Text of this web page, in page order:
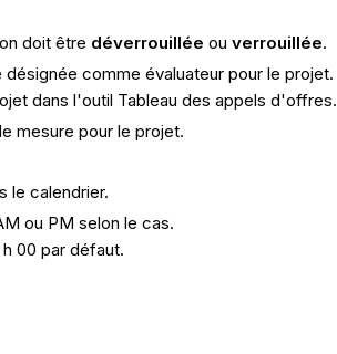
doit être déverrouillée ou verrouillée.
comme évaluateur pour le projet.
dans l'outil Tableau des appels d'offres.
mesure pour le projet.
le calendrier.
ou PM selon le cas.
00 par défaut.